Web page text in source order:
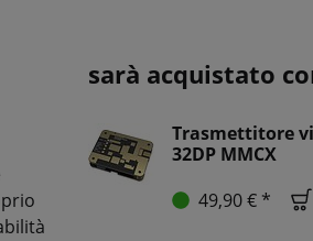
sarà acquistato
Trasmettitore
32DP MMCX
49,90 € *